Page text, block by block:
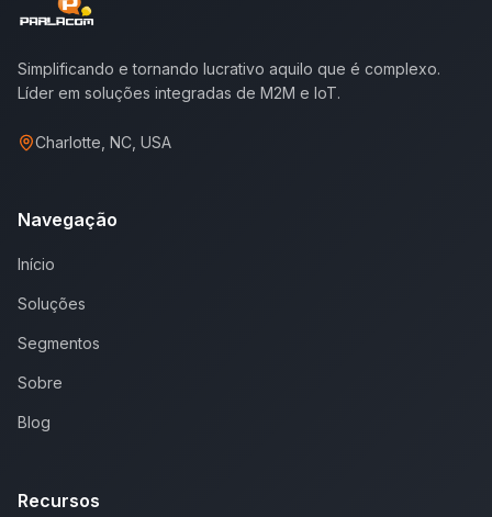
Simplificando e tornando lucrativo aquilo que é complexo.
Líder em soluções integradas de M2M e IoT.
Charlotte, NC, USA
Navegação
Início
Soluções
Segmentos
Sobre
Blog
Recursos